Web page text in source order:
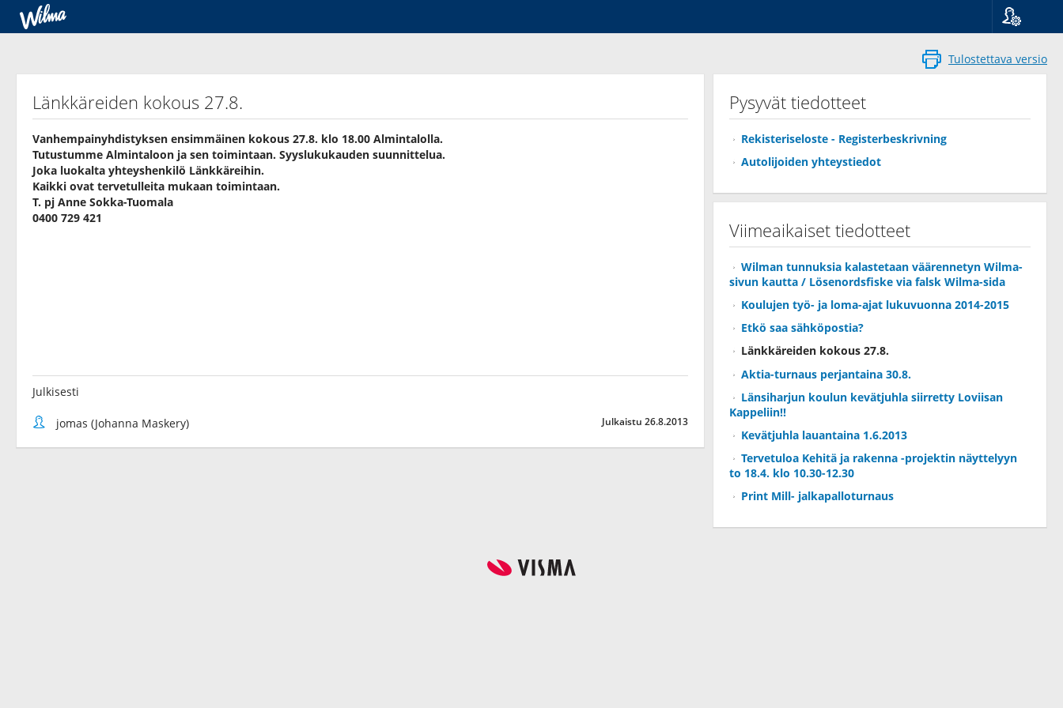
Suomi
Svenska
Länkkäreiden kokous 27.8.
Vanhempainyhdistyksen ensimmäinen kokous 27.8. klo 18.00 Almintalolla.
Tutustumme Almintaloon ja sen toimintaan. Syyslukukauden suunnittelua.
Joka luokalta yhteyshenkilö Länkkäreihin.
Kaikki ovat tervetulleita mukaan toimintaan.
T. pj Anne Sokka-Tuomala
0400 729 421
Julkisesti
jomas (Johanna Maskery) Julkaistu 26.8.2013
Tulostettava versio
Pysyvät tiedotteet
Rekisteriseloste - Registerbeskrivning
Autolijoiden yhteystiedot
Viimeaikaiset tiedotteet
Wilman tunnuksia kalastetaan väärennetyn Wilma-
sivun kautta / Lösenordsfiske via falsk Wilma-sida
Koulujen työ- ja loma-ajat lukuvuonna 2014-2015
Etkö saa sähköpostia?
Länkkäreiden kokous 27.8.
Aktia-turnaus perjantaina 30.8.
Länsiharjun koulun kevätjuhla siirretty Loviisan
Kappeliin!!
Kevätjuhla lauantaina 1.6.2013
Tervetuloa Kehitä ja rakenna -projektin näyttelyyn
to 18.4. klo 10.30-12.30
Print Mill- jalkapalloturnaus